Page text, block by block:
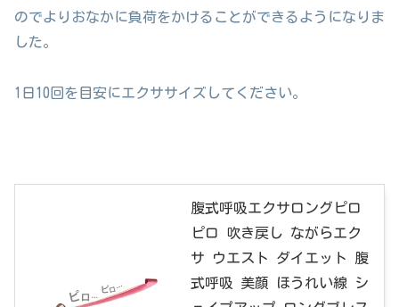
のでよりおなかに負荷をかけることができるようになりま
した。
1日10回を目安にエクササイズしてください。
腹式呼吸エクサロングピロ
ピロ 吹き戻し ながらエク
サ ウエスト ダイエット 腹
式呼吸 美顔 ほうれい線 シ